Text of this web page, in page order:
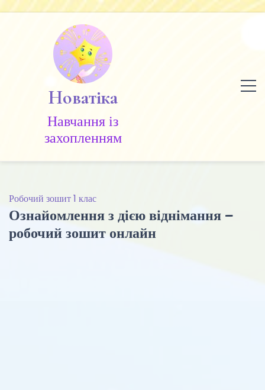
Новатіка
Навчання із
захопленням
Робочий зошит 1 клас
Ознайомлення з дією віднімання –
робочий зошит онлайн